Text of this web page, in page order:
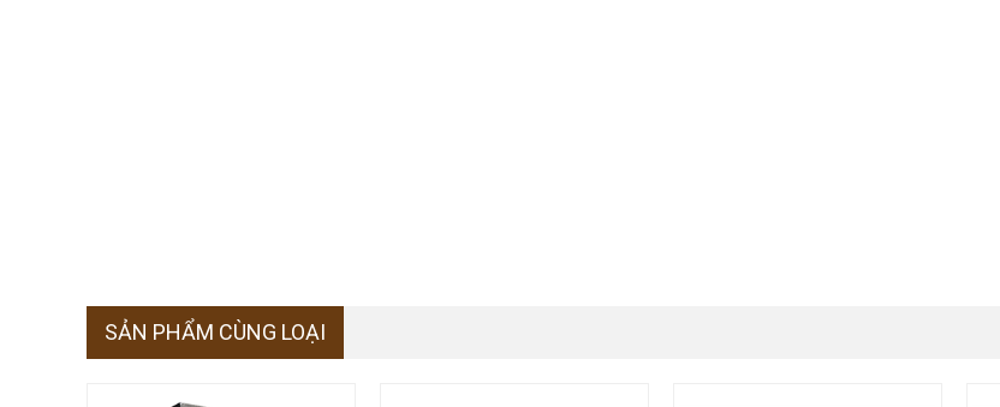
SẢN PHẨM CÙNG LOẠI